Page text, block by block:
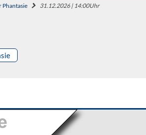
Phantasie 31.12.2026 | 14:00Uhr